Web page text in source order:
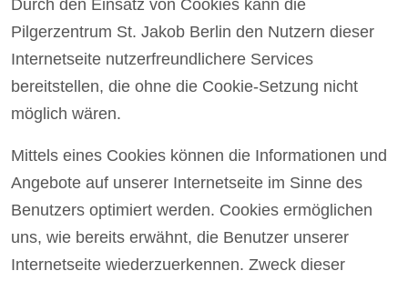
Durch den Einsatz von Cookies kann die
Pilgerzentrum St. Jakob Berlin den Nutzern dieser
Internetseite nutzerfreundlichere Services
bereitstellen, die ohne die Cookie-Setzung nicht
möglich wären.
Mittels eines Cookies können die Informationen und
Angebote auf unserer Internetseite im Sinne des
Benutzers optimiert werden. Cookies ermöglichen
uns, wie bereits erwähnt, die Benutzer unserer
Internetseite wiederzuerkennen. Zweck dieser